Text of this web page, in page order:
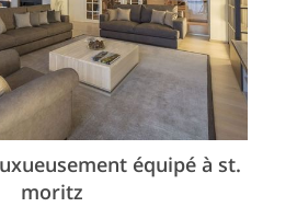
équipé à st.
moritz